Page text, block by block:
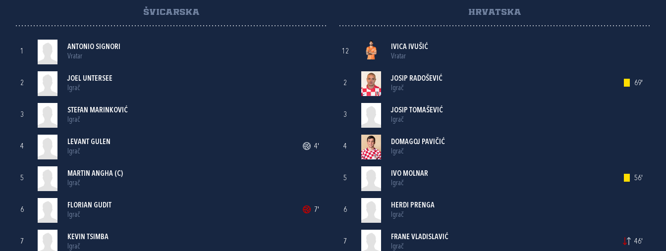
ŠVICARSKA
1
ANTONIO SIGNORI
Vratar
2
JOEL UNTERSEE
Igrač
3
STEFAN MARINKOVIĆ
Igrač
4
LEVANT GULEN
Igrač
4'
5
MARTIN ANGHA (C)
Igrač
6
FLORIAN GUDIT
Igrač
7'
7
KEVIN TSIMBA
Igrač
HRVATSKA
12
IVICA IVUŠIĆ
Vratar
2
JOSIP RADOŠEVIĆ
Igrač
69'
3
JOSIP TOMAŠEVIĆ
Igrač
4
DOMAGOJ PAVIČIĆ
Igrač
5
IVO MOLNAR
Igrač
56'
6
HERDI PRENGA
Igrač
7
FRANE VLADISLAVIĆ
Igrač
46'